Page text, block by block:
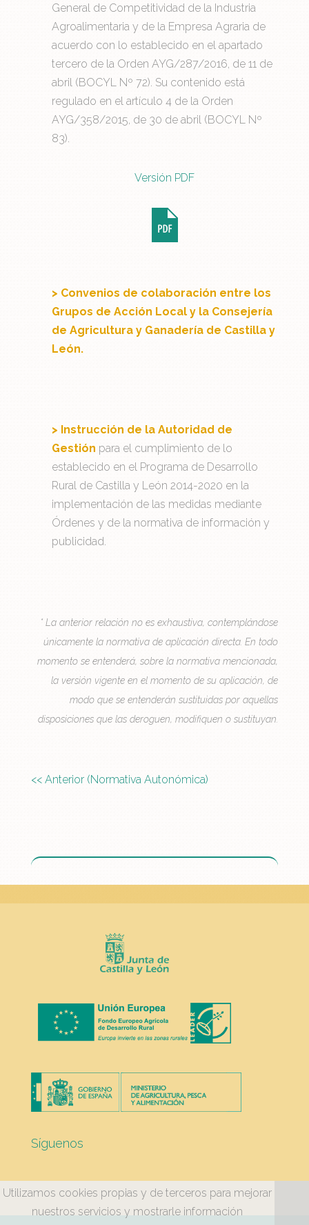
General de Competitividad de la Industria
Agroalimentaria y de la Empresa Agraria de
acuerdo con lo establecido en el apartado
tercero de la Orden AYG/287/2016, de 11 de
abril (BOCYL Nº 72). Su contenido está
regulado en el artículo 4 de la Orden
AYG/358/2015, de 30 de abril (BOCYL Nº
83).
Versión PDF
> Convenios de colaboración entre los
Grupos de Acción Local y la Consejería
de Agricultura y Ganadería de Castilla y
León.
> Instrucción de la Autoridad de
Gestión para el cumplimiento de lo
establecido en el Programa de Desarrollo
Rural de Castilla y León 2014-2020 en la
implementación de las medidas mediante
Órdenes y de la normativa de información y
publicidad.
* La anterior relación no es exhaustiva, contemplándose
únicamente la normativa de aplicación directa. En todo
momento se entenderá, sobre la normativa mencionada,
la versión vigente en el momento de su aplicación, de
modo que se entenderán sustituidas por aquellas
disposiciones que las deroguen, modifiquen o sustituyan.
<< Anterior (Normativa Autonómica)
Síguenos
Utilizamos cookies propias y de terceros para mejorar
nuestros servicios y mostrarle información